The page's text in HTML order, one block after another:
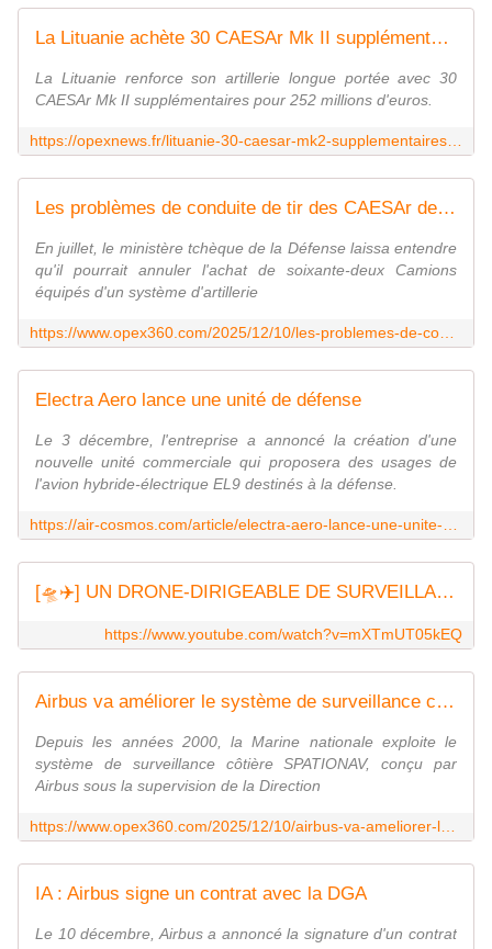
La Lituanie achète 30 CAESAr Mk II supplémentaires - OpexNews
La Lituanie renforce son artillerie longue portée avec 30
CAESAr Mk II supplémentaires pour 252 millions d'euros.
Les problèmes de conduite de tir des CAESAr destinés à l'armée tchèque sont en bonne voie d'être réglés - Zone Militaire
En juillet, le ministère tchèque de la Défense laissa entendre
qu'il pourrait annuler l'achat de soixante-deux Camions
équipés d'un système d'artillerie
Electra Aero lance une unité de défense
Le 3 décembre, l'entreprise a annoncé la création d'une
nouvelle unité commerciale qui proposera des usages de
l'avion hybride-électrique EL9 destinés à la défense.
[🛸✈️] UN DRONE-DIRIGEABLE DE SURVEILLANCE, D'INSPECTION ET DE DÉTECTION DE GAZ ?
https://www.youtube.com/watch?v=mXTmUT05kEQ
Airbus va améliorer le système de surveillance côtière utilisé par la Marine nationale grâce à l'intelligence artificielle - Zone Militaire
Depuis les années 2000, la Marine nationale exploite le
système de surveillance côtière SPATIONAV, conçu par
Airbus sous la supervision de la Direction
IA : Airbus signe un contrat avec la DGA
Le 10 décembre, Airbus a annoncé la signature d'un contrat